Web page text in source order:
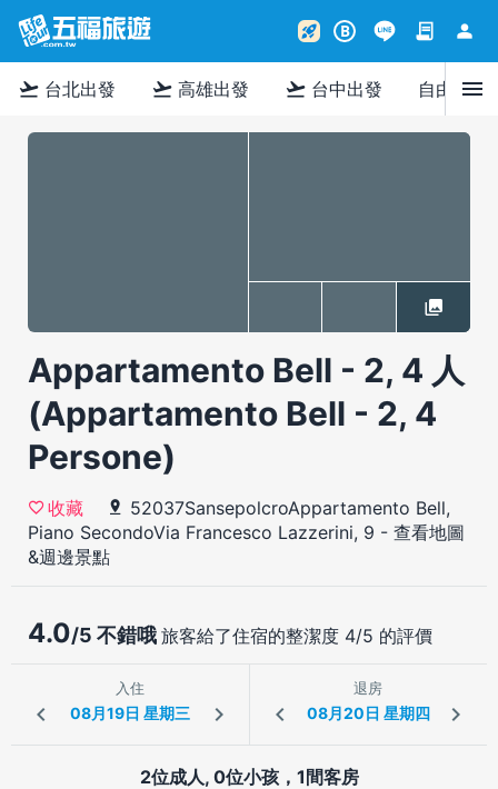
rocket_launch B contract person
flight_takeoff 台北出發 flight_takeoff 高雄出發 flight_takeoff 台中出發 自由行menu
Appartamento Bell - 2, 4 人
(Appartamento Bell - 2, 4
Persone)
收藏
52037SansepolcroAppartamento Bell,
Piano SecondoVia Francesco Lazzerini, 9 - 查看地圖
&週邊景點
4.0/5 不錯哦 旅客給了住宿的整潔度 4/5 的評價
入住 退房
2位成人, 0位小孩，1間客房